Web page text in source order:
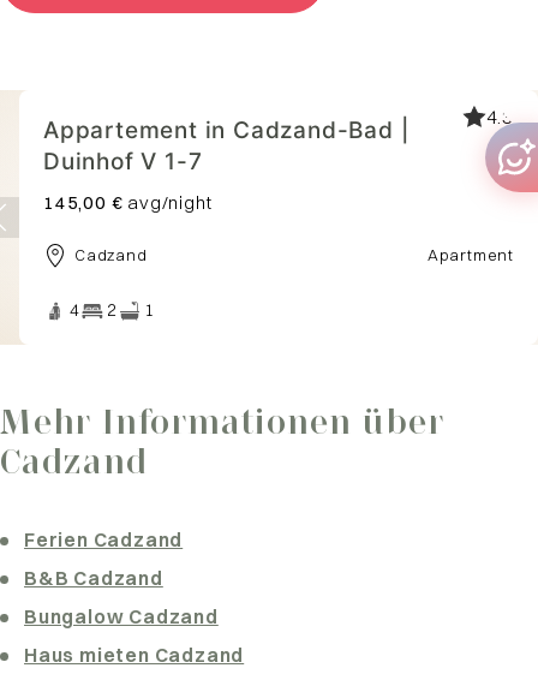
Village
Authentiek vakantiehuis in
Cadzand | Cadshuis - The Barn
3.7
171,00 € avg/night
Cadzand House
4 2 1
Mehr Informationen über
Cadzand
Ferien Cadzand
B&B Cadzand
Bungalow Cadzand
Haus mieten Cadzand